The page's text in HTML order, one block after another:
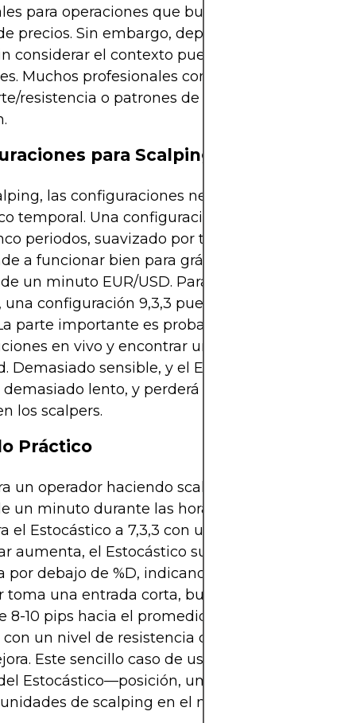
para operaciones que buscan capturar
precios. Sin embargo, depender únicamente
considerar el contexto puede llevar a inicios
Muchos profesionales combinan los cruces
resistencia o patrones de velas para mejorar la
para Scalping
las configuraciones necesitan ser
temporal. Una configuración 5,3,3, donde %K
periodos, suavizado por tres, y %D
a funcionar bien para gráficos de movimiento
un minuto EUR/USD. Para pares ligeramente
una configuración 9,3,3 puede proporcionar
parte importante es probar diferentes
en vivo y encontrar un equilibrio entre
Demasiado sensible, y el Estocástico dará falsas
demasiado lento, y perderá los giros rápidos de
los scalpers.
Práctico
un operador haciendo scalping de GBP/JPY en
un minuto durante las horas de negociación de
el Estocástico a 7,3,3 con umbrales en 85/15. A
aumenta, el Estocástico sube por encima de
por debajo de %D, indicando un impulso
toma una entrada corta, buscando un
8-10 pips hacia el promedio. Debido a que la
un nivel de resistencia conocido, la
Este sencillo caso de uso ilustra cómo los
Estocástico—posición, umbrales y cruces—se
de scalping en el mundo real.